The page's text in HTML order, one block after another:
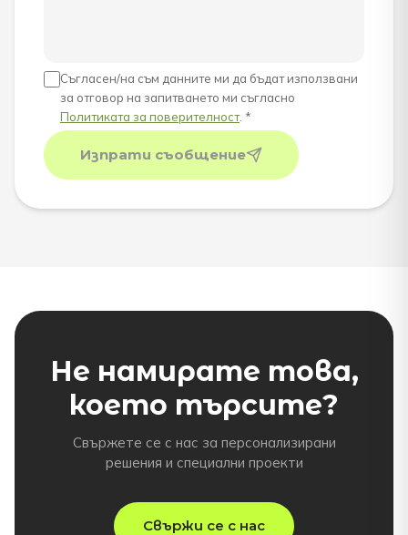
Съгласен/на съм данните ми да бъдат използвани
за отговор на запитването ми съгласно
Политиката за поверителност. *
Изпрати съобщение
Не намирате това,
което търсите?
Свържете се с нас за персонализирани
решения и специални проекти
Свържи се с нас